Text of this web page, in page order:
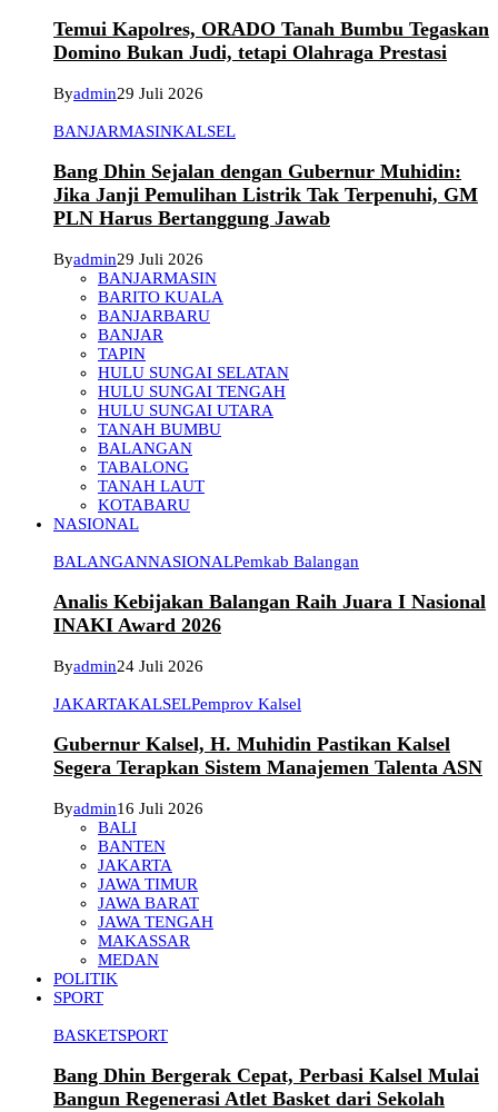
Temui Kapolres, ORADO Tanah Bumbu Tegaskan
Domino Bukan Judi, tetapi Olahraga Prestasi
Byadmin29 Juli 2026
BANJARMASINKALSEL
Bang Dhin Sejalan dengan Gubernur Muhidin:
Jika Janji Pemulihan Listrik Tak Terpenuhi, GM
PLN Harus Bertanggung Jawab
Byadmin29 Juli 2026
BANJARMASIN
BARITO KUALA
BANJARBARU
BANJAR
TAPIN
HULU SUNGAI SELATAN
HULU SUNGAI TENGAH
HULU SUNGAI UTARA
TANAH BUMBU
BALANGAN
TABALONG
TANAH LAUT
KOTABARU
NASIONAL
BALANGANNASIONALPemkab Balangan
Analis Kebijakan Balangan Raih Juara I Nasional
INAKI Award 2026
Byadmin24 Juli 2026
JAKARTAKALSELPemprov Kalsel
Gubernur Kalsel, H. Muhidin Pastikan Kalsel
Segera Terapkan Sistem Manajemen Talenta ASN
Byadmin16 Juli 2026
BALI
BANTEN
JAKARTA
JAWA TIMUR
JAWA BARAT
JAWA TENGAH
MAKASSAR
MEDAN
POLITIK
SPORT
BASKETSPORT
Bang Dhin Bergerak Cepat, Perbasi Kalsel Mulai
Bangun Regenerasi Atlet Basket dari Sekolah